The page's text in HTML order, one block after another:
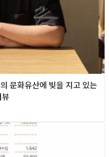
문화유산에 빚을 지고 있는